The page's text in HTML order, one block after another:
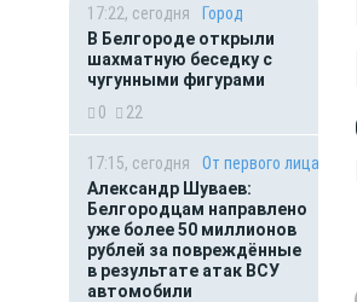
17:22, сегодня
Город
В Белгороде открыли
шахматную беседку с
чугунными фигурами
0
22
17:15, сегодня
От первого лица
Александр Шуваев:
Белгородцам направлено
уже более 50 миллионов
рублей за повреждённые
в результате атак ВСУ
автомобили